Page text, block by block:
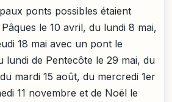
ponts possibles étaient
le 10 avril, du lundi 8 mai,
18 mai avec un pont le
lundi de Pentecôte le 29 mai, du
mardi 15 août, du mercredi 1er
11 novembre et de Noël le